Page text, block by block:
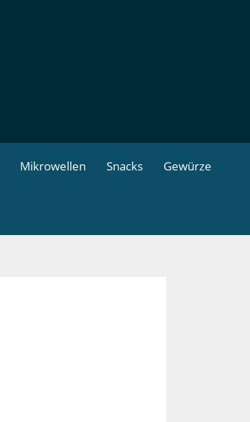
Mikrowellen Snacks Gewürze